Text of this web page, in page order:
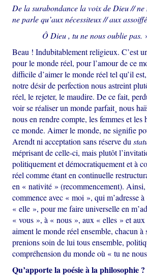
De la surabondance la voix de Dieu // ne
ne parle qu’aux nécessiteux // aux
Ô Dieu , tu nenousoublie pas.
Beau ! Indubitablement religieux. C’est
pour le monde réel, pour l’amour de ce
difficile d’aimer le monde réel tel qu’il
notre désir de perfection nous astreint
réel, le rejeter, le maudire. De ce fait,
voir se réaliser un monde parfait¸ nous
nous en rendre compte, les femmes et
ce monde. Aimer le monde, ne signifie
Arendt ni acceptation sans réserve du
méprisant de celle-ci, mais plutôt
politiquement et démocratiquement et à
réel comme étant en continuelle
en « nativité » (recommencement).
commence avec « moi », qui m’adresse
« elle », pour me faire universelle en
« vous », à « nous », aux « elles » et
aiment le monde réel ensemble, chacun à
prenions soin de lui tous ensemble,
compréhension du monde où « tu ne
Qu’apporte la poésie à la philosophie ?